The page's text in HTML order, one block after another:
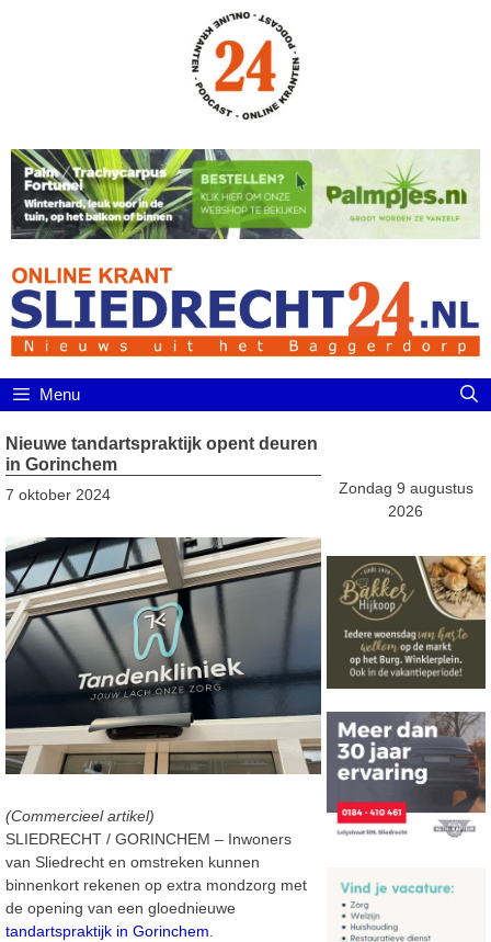
Menu
Nieuwe tandartspraktijk opent deuren
in Gorinchem
7 oktober 2024
(Commercieel artikel)
SLIEDRECHT / GORINCHEM – Inwoners
van Sliedrecht en omstreken kunnen
binnenkort rekenen op extra mondzorg met
de opening van een gloednieuwe
tandartspraktijk in Gorinchem.
Zondag 9 augustus
2026